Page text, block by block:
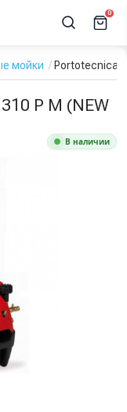
0
мойки Portotecnica
P M (NEW
В наличии